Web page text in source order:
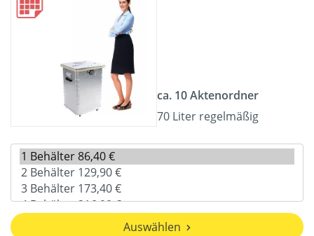
ca. 10 Aktenordner
70 Liter regelmäßig
Auswählen